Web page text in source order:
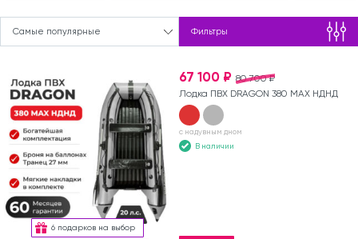
Самые популярные Фильтры
6 подарков на выбор
80 700 ₽
67 100 ₽
Лодка ПВХ DRAGON 380 MAX НДНД
с надувным дном
В наличии